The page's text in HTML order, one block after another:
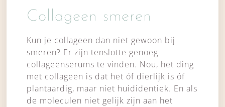
Collageen smeren
Kun je collageen dan niet gewoon bij
smeren? Er zijn tenslotte genoeg
collageenserums te vinden. Nou, het ding
met collageen is dat het óf dierlijk is óf
plantaardig, maar niet huididentiek. En als
de moleculen niet gelijk zijn aan het